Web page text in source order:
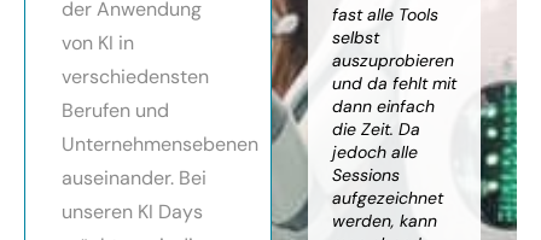
der Anwendung
von KI in
verschiedensten
Berufen und
Unternehmensebenen
auseinander. Bei
unseren KI Days
die
von KI
von
Auf alle Fragen
teilweise
wurden für
Probleme noch
Anleitungen
bereitgestellt.
fast alle Tools
selbst
auszuprobieren
und da fehlt mit
dann einfach
die Zeit. Da
jedoch alle
Sessions
aufgezeichnet
werden, kann